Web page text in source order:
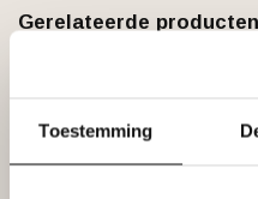
Toestemming
Gerelateerde producten
Op voorraad